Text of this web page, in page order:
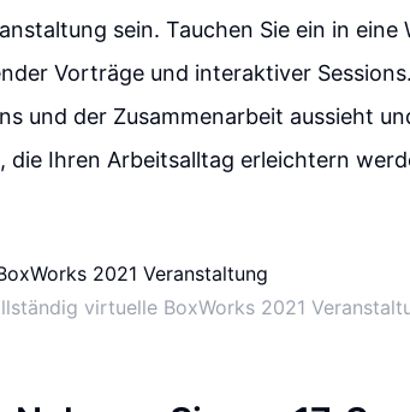
sein. Tauchen Sie ein in eine
Vorträge und interaktiver
und der Zusammenarbeit aussieht
die Ihren Arbeitsalltag erleichtern
virtuelle BoxWorks 2021